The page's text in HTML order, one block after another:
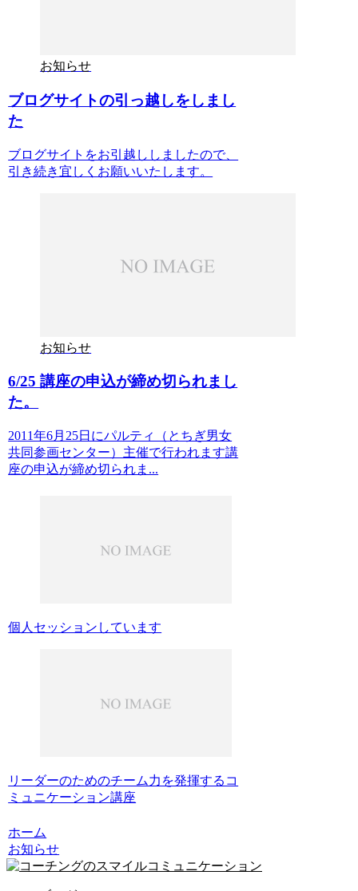
お知らせ
ブログサイトの引っ越しをしまし
た
ブログサイトをお引越ししましたので、
引き続き宜しくお願いいたします。
お知らせ
6/25 講座の申込が締め切られまし
た。
2011年6月25日にパルティ（とちぎ男女
共同参画センター）主催で行われます講
座の申込が締め切られま...
個人セッションしています
リーダーのためのチーム力を発揮するコ
ミュニケーション講座
ホーム
お知らせ